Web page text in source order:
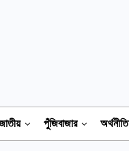
পুঁজিবাজার অর্থনীতি